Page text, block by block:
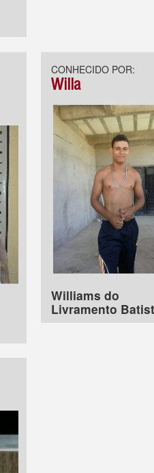
CONHECIDO POR:
Willa
Williams do
Livramento